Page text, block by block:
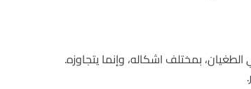
بمختلف اشكاله، وإنما يتجاوزه.